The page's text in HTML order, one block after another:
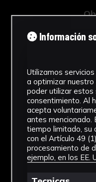
Información
Utilizamos
a optimizar
poder utilizar estos
consentimiento. Al
acepta
antes mencionado.
tiempo limitado, su
con el Artículo 49
procesamiento de
ejemplo, en los EE.